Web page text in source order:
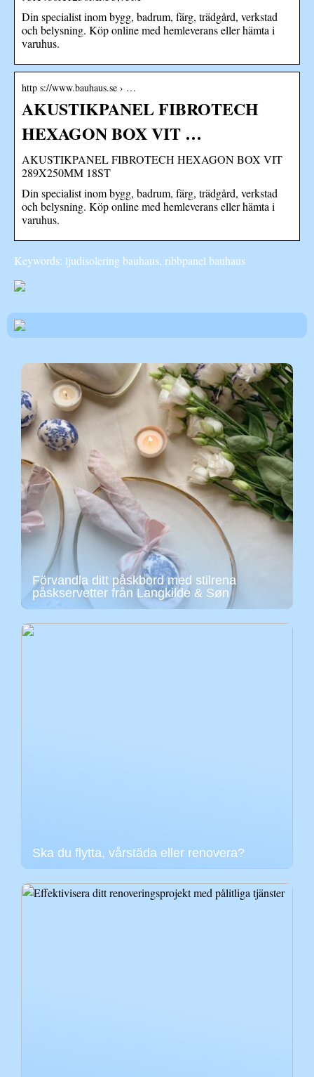
Din specialist inom bygg, badrum, färg, trädgård, verkstad
och belysning. Köp online med hemleverans eller hämta i
varuhus.
http s://www.bauhaus.se › …
AKUSTIKPANEL FIBROTECH
HEXAGON BOX VIT …
AKUSTIKPANEL FIBROTECH HEXAGON BOX VIT
289X250MM 18ST
Din specialist inom bygg, badrum, färg, trädgård, verkstad
och belysning. Köp online med hemleverans eller hämta i
varuhus.
Keywords: ljudisolering bauhaus, ribbpanel bauhaus
Förvandla ditt påskbord med stilrena
påskservetter från Langkilde & Søn
Ska du flytta, vårstäda eller renovera?